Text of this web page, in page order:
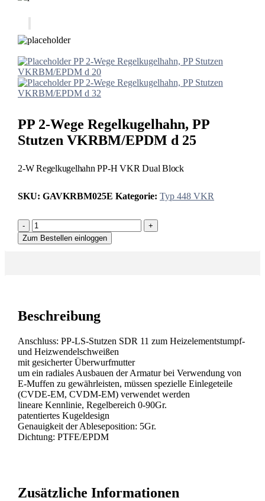
PP 2-Wege Regelkugelhahn, PP Stutzen
VKRBM/EPDM d 20
PP 2-Wege Regelkugelhahn, PP Stutzen
VKRBM/EPDM d 32
PP 2-Wege Regelkugelhahn, PP
Stutzen VKRBM/EPDM d 25
2-W Regelkugelhahn PP-H VKR Dual Block
SKU: GAVKRBM025E Kategorie: Typ 448 VKR
-
+
Zum Bestellen einloggen
Beschreibung
Anschluss: PP-LS-Stutzen SDR 11 zum Heizelementstumpf-
und Heizwendelschweißen
mit gesicherter Überwurfmutter
um ein radiales Ausbauen der Armatur bei Verwendung von
E-Muffen zu gewährleisten, müssen spezielle Einlegeteile
(CVDE-EM, CVDM-EM) verwendet werden
lineare Kennlinie, Regelbereich 0-90Gr.
patentiertes Kugeldesign
Genauigkeit der Ableseposition: 5Gr.
Dichtung: PTFE/EPDM
Zusätzliche Informationen